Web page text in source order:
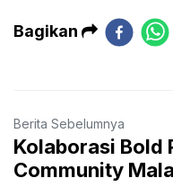
Bagikan
Berita Sebelumnya
Kolaborasi Bold
Community